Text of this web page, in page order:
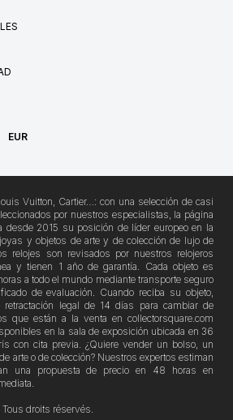
EUR
Vuitton, Cartier…: con una selección de casi
por nuestros especialistas, la página
desde 2015 su posición de líder europeo en la
y objetos de arte y de colección de lujo de
relojes son revisados por nuestros relojeros
y tienen 1 año de garantía. Cada objeto es
a todo el mundo mediante transporte seguro
de evaluación. Cuando reciba su objeto,
legal de 14 días para cambiar de
que están a la venta en collectorsquare.com
en la sala de exposición ubicada en 36
con cita previa. ¿Quiere vender un bolso, un
arte o de colección? Nuestros expertos estiman
una propuesta de precio en 48 horas en
droits réservés.